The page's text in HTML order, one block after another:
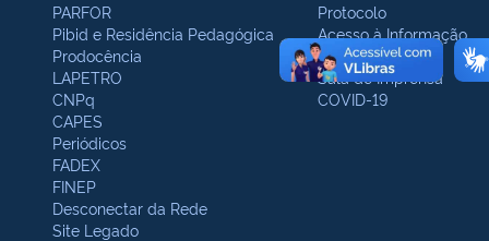
PARFOR
Pibid e Residência Pedagógica
Prodocência
LAPETRO
CNPq
CAPES
Periódicos
FADEX
FINEP
Desconectar da Rede
Site Legado
Protocolo
Acesso à Informação
Ouvidoria
Sala de Imprensa
COVID-19